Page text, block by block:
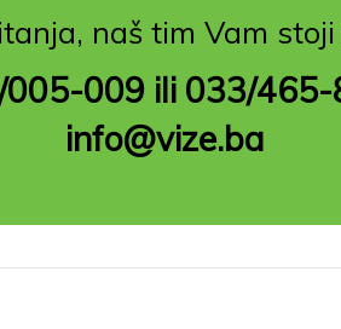
naš tim Vam
009 ili 033/465-
info@vize.ba